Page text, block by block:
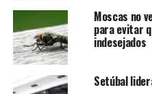
Moscas no
para evitar
indesejados
Setúbal